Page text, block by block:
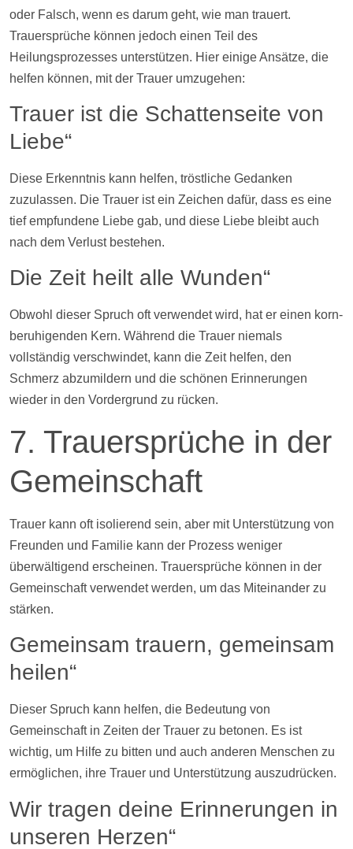
oder Falsch, wenn es darum geht, wie man trauert.
Trauersprüche können jedoch einen Teil des
Heilungsprozesses unterstützen. Hier einige Ansätze, die
helfen können, mit der Trauer umzugehen:
Trauer ist die Schattenseite von
Liebe“
Diese Erkenntnis kann helfen, tröstliche Gedanken
zuzulassen. Die Trauer ist ein Zeichen dafür, dass es eine
tief empfundene Liebe gab, und diese Liebe bleibt auch
nach dem Verlust bestehen.
Die Zeit heilt alle Wunden“
Obwohl dieser Spruch oft verwendet wird, hat er einen korn-
beruhigenden Kern. Während die Trauer niemals
vollständig verschwindet, kann die Zeit helfen, den
Schmerz abzumildern und die schönen Erinnerungen
wieder in den Vordergrund zu rücken.
7. Trauersprüche in der
Gemeinschaft
Trauer kann oft isolierend sein, aber mit Unterstützung von
Freunden und Familie kann der Prozess weniger
überwältigend erscheinen. Trauersprüche können in der
Gemeinschaft verwendet werden, um das Miteinander zu
stärken.
Gemeinsam trauern, gemeinsam
heilen“
Dieser Spruch kann helfen, die Bedeutung von
Gemeinschaft in Zeiten der Trauer zu betonen. Es ist
wichtig, um Hilfe zu bitten und auch anderen Menschen zu
ermöglichen, ihre Trauer und Unterstützung auszudrücken.
Wir tragen deine Erinnerungen in
unseren Herzen“